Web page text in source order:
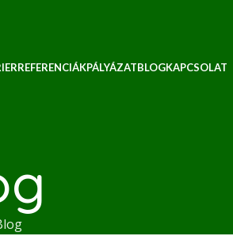
REFERENCIÁKPÁLYÁZATBLOGKAPCSOLAT